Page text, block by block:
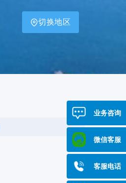
切换地区
业务咨询
微信客服
客服电话